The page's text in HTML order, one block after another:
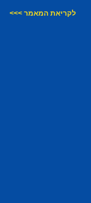
לקריאת המאמר >>>